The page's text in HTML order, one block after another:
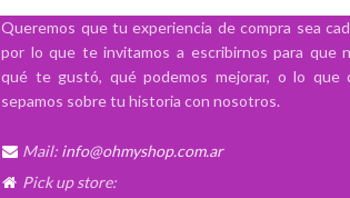
Queremos que tu experiencia de compra sea
por lo que te invitamos a escribirnos para que
qué te gustó, qué podemos mejorar, o lo que
sepamos sobre tu historia con nosotros.
Mail: info@ohmyshop.com.ar
Pick up store: